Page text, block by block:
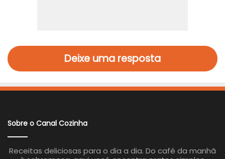
Deixe uma resposta
Sobre o Canal Cozinha
Receitas deliciosas para o dia a dia. Do café da manhã